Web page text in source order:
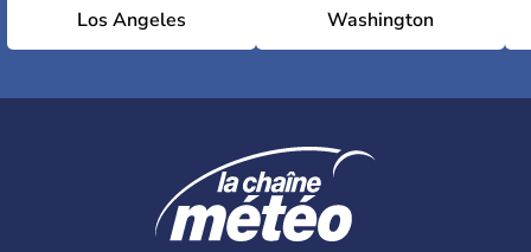
Los Angeles Washington